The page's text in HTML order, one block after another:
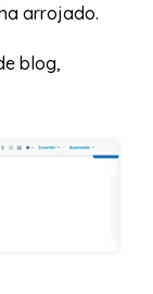
arrojado.
blog,